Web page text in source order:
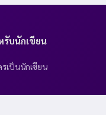
รับนักเขียน
เป็นนักเขียน